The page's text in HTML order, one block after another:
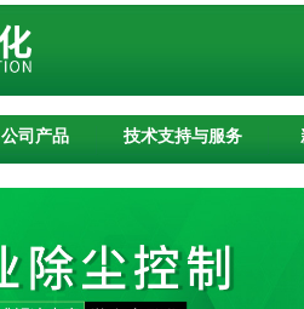
公司产品 技术支持与服务